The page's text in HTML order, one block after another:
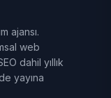
ajansı.
web
dahil yıllık
yayına